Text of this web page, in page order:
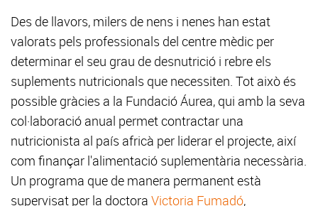
Des de llavors, milers de nens i nenes han estat
valorats pels professionals del centre mèdic per
determinar el seu grau de desnutrició i rebre els
suplements nutricionals que necessiten. Tot això és
possible gràcies a la Fundació Áurea, qui amb la seva
col·laboració anual permet contractar una
nutricionista al país africà per liderar el projecte, així
com finançar l'alimentació suplementària necessària.
Un programa que de manera permanent està
supervisat per la doctora Victoria Fumadó,